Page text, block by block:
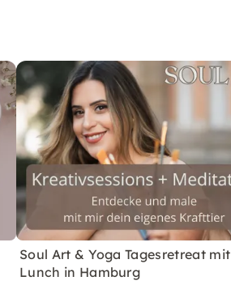
Soul Art & Yoga Tagesretreat mit
Lunch in Hamburg